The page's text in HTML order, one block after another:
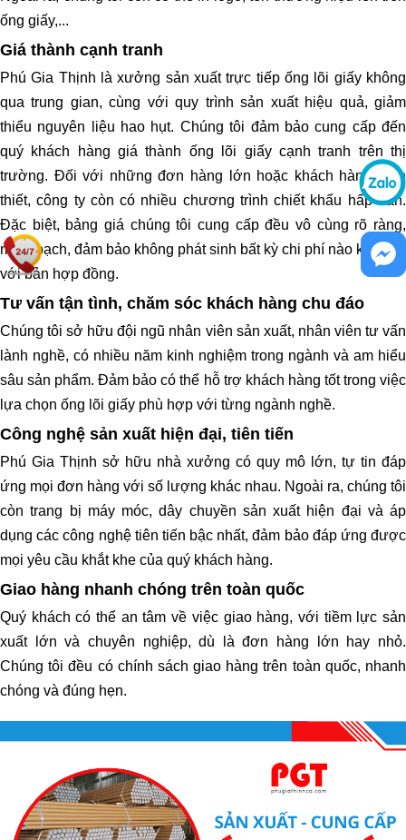
ống giấy,...
Giá thành cạnh tranh
Phú Gia Thịnh là xưởng sản xuất trực tiếp ống lõi giấy không
qua trung gian, cùng với quy trình sản xuất hiệu quả, giảm
thiểu nguyên liệu hao hụt. Chúng tôi đảm bảo cung cấp đến
quý khách hàng giá thành ống lõi giấy cạnh tranh trên thị
trường. Đối với những đơn hàng lớn hoặc khách hàng thân
thiết, công ty còn có nhiều chương trình chiết khấu hấp dẫn.
Đặc biệt, bảng giá chúng tôi cung cấp đều vô cùng rõ ràng,
minh bạch, đảm bảo không phát sinh bất kỳ chi phí nào khác so
với bản hợp đồng.
Tư vấn tận tình, chăm sóc khách hàng chu đáo
Chúng tôi sở hữu đội ngũ nhân viên sản xuất, nhân viên tư vấn
lành nghề, có nhiều năm kinh nghiệm trong ngành và am hiểu
sâu sản phẩm. Đảm bảo có thể hỗ trợ khách hàng tốt trong việc
lựa chọn ống lõi giấy phù hợp với từng ngành nghề.
Công nghệ sản xuất hiện đại, tiên tiến
Phú Gia Thịnh sở hữu nhà xưởng có quy mô lớn, tự tin đáp
ứng mọi đơn hàng với số lượng khác nhau. Ngoài ra, chúng tôi
còn trang bị máy móc, dây chuyền sản xuất hiện đại và áp
dụng các công nghệ tiên tiến bậc nhất, đảm bảo đáp ứng được
mọi yêu cầu khắt khe của quý khách hàng.
Giao hàng nhanh chóng trên toàn quốc
Quý khách có thể an tâm về việc giao hàng, với tiềm lực sản
xuất lớn và chuyên nghiệp, dù là đơn hàng lớn hay nhỏ.
Chúng tôi đều có chính sách giao hàng trên toàn quốc, nhanh
chóng và đúng hẹn.